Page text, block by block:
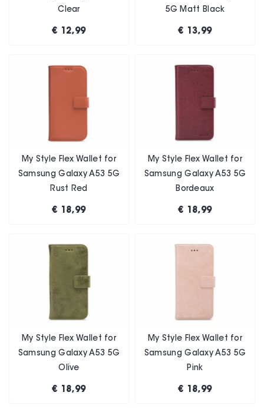
Clear
€ 12,99
5G Matt Black
€ 13,99
My Style Flex Wallet for
Samsung Galaxy A53 5G
Rust Red
€ 18,99
My Style Flex Wallet for
Samsung Galaxy A53 5G
Bordeaux
€ 18,99
My Style Flex Wallet for
Samsung Galaxy A53 5G
Olive
€ 18,99
My Style Flex Wallet for
Samsung Galaxy A53 5G
Pink
€ 18,99